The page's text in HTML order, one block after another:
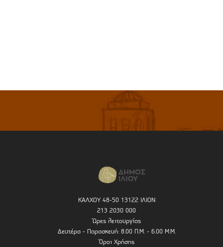
ΚΑΛΧΟΥ 48-50 13122 ΙΛΙΟΝ
213 2030 000
Ώρες λειτουργίας
Δευτέρα - Παρασκευή: 8.00 Π.Μ. - 6.00 Μ.Μ.
Όροι Χρήσης